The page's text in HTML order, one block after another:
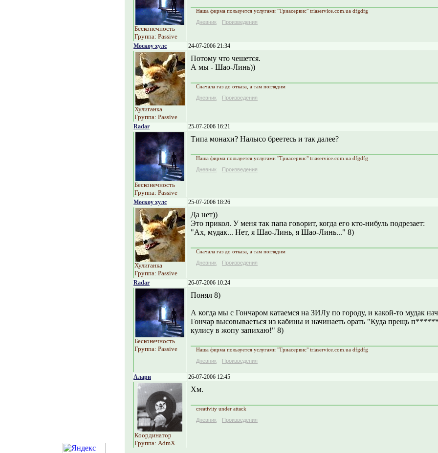
Бесконечность
Группа: Passive
Наша фирма пользуется услугами "Триасервис" triaservice.com.ua dfgdfg
Дневник
Произведения
Москоу хулс 24-07-2006 21:34
Хулиганка
Группа: Passive
Потому что чешется.
А мы - Шао-Линь))
Сначала газ до отказа, а там поглядим
Дневник
Произведения
Radar 25-07-2006 16:21
Бесконечность
Группа: Passive
Типа монахи? Налысо бреетесь и так далее?
Наша фирма пользуется услугами "Триасервис" triaservice.com.ua dfgdfg
Дневник
Произведения
Москоу хулс 25-07-2006 18:26
Хулиганка
Группа: Passive
Да нет))
Это прикол. У меня так папа говорит, когда его кто-нибуль подрезает:
"Ах, мудак... Нет, я Шао-Линь, я Шао-Линь..." 8)
Сначала газ до отказа, а там поглядим
Дневник
Произведения
Radar 26-07-2006 10:24
Бесконечность
Группа: Passive
Понял 8)
А когда мы с Гончаром катаемся на ЗИЛу по городу, и какой-то мудак
Гончар высовываеться из кабины и начинаеть орать "Куда прещь
кулису в жопу запихаю!" 8)
Наша фирма пользуется услугами "Триасервис" triaservice.com.ua dfgdfg
Дневник
Произведения
Алари 26-07-2006 12:45
Координатор
Группа: AdmX
Хм.
creativity under attack
Дневник
Произведения